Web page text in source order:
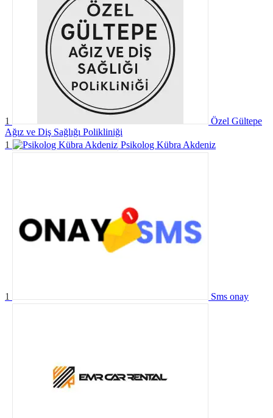
1
Özel Gültepe
Ağız ve Diş Sağlığı Polikliniği
1
Psikolog Kübra Akdeniz
1 Sms onay